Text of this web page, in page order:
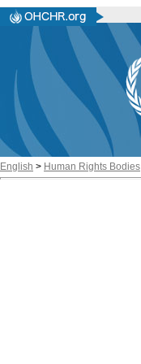
English > Human Rights Bodies